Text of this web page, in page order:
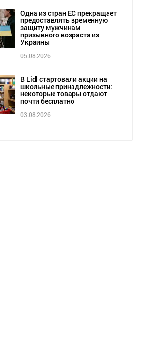
Одна из стран ЕС прекращает
предоставлять временную
защиту мужчинам
призывного возраста из
Украины
05.08.2026
В Lidl стартовали акции на
школьные принадлежности:
некоторые товары отдают
почти бесплатно
03.08.2026